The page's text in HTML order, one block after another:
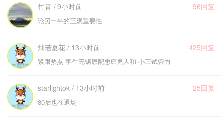
竹青 / 9小时前 96回复
论另一半的三观重要性
灿若夏花 / 13小时前 425回复
紧跟热点 事件无锡原配患癌男人和 小三试管的
starlightok / 13小时前 25回复
80后也在退场